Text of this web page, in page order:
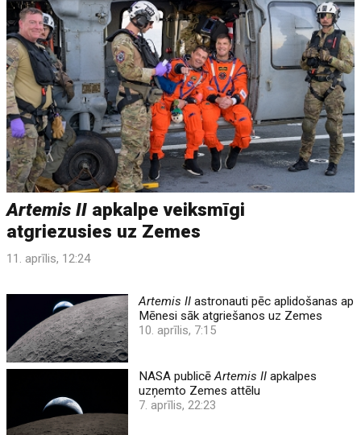
Artemis II apkalpe veiksmīgi
atgriezusies uz Zemes
11. aprīlis, 12:24
Artemis II astronauti pēc aplidošanas ap
Mēnesi sāk atgriešanos uz Zemes
10. aprīlis, 7:15
NASA publicēArtemis II apkalpes
uzņemto Zemes attēlu
7. aprīlis, 22:23